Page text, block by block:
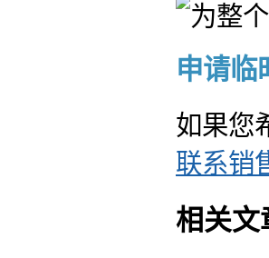
申请临
如果您
联系销
相关文